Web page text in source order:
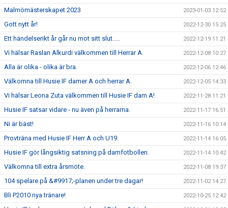
Malmömästerskapet 2023 2023-01-03 12:52
Gott nytt år! 2022-12-30 15:25
Ett händelserikt år går nu mot sitt slut..... 2022-12-19 11:21
Vi hälsar Raslan Alkurdi välkommen till Herrar A. 2022-12-08 10:27
Alla är olika - olika är bra. 2022-12-06 12:46
Välkomna till Husie IF damer A och herrar A. 2022-12-05 14:33
Vi hälsar Leona Zuta välkommen till Husie IF dam A! 2022-11-28 11:21
Husie IF satsar vidare - nu även på herrarna. 2022-11-17 16:51
Ni är bäst! 2022-11-16 10:14
Provträna med Husie IF Herr A och U19. 2022-11-14 16:05
Husie IF gör långsiktig satsning på damfotbollen. 2022-11-14 10:42
Välkomna till extra årsmöte. 2022-11-08 19:37
104 spelare på &#9917;-planen under tre dagar! 2022-11-02 14:27
Bli P2010 nya tränare! 2022-10-25 12:42